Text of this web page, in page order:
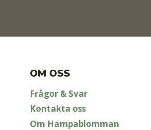
OM OSS
Frågor & Svar
Kontakta oss
Om Hampablomman